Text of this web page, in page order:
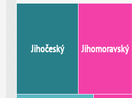
Jihočeský Jihomoravský